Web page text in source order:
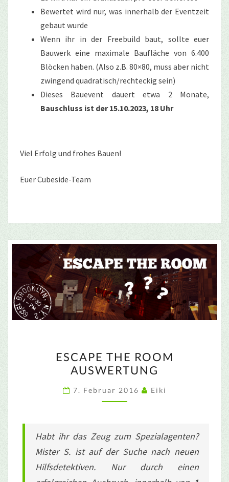
Bewertet wird nur, was innerhalb der Eventzeit
gebaut wurde
Wenn ihr in der Freebuild baut, sollte euer
Bauwerk eine maximale Baufläche von 6.400
Blöcken haben. (Also z.B. 80×80, muss aber nicht
zwingend quadratisch/rechteckig sein)
Dieses Bauevent dauert etwa 2 Monate,
Bauschluss ist der 15.10.2023, 18 Uhr
Viel Erfolg und frohes Bauen!
Euer Cubeside-Team
THE
ROOM
AUSWERTUNG
ESCAPE THE ROOM
AUSWERTUNG
7. Februar 2016 Eiki
Habt ihr das Zeug zum Spezialagenten?
Mister S. ist auf der Suche nach neuen
Hilfsdetektiven. Nur durch einen